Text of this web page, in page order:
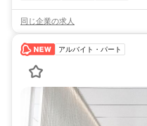
同じ企業の求人
アルバイト・パート